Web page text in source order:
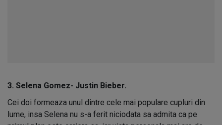
3. Selena Gomez- Justin Bieber.
Cei doi formeaza unul dintre cele mai populare cupluri din
lume, insa Selena nu s-a ferit niciodata sa admita ca pe